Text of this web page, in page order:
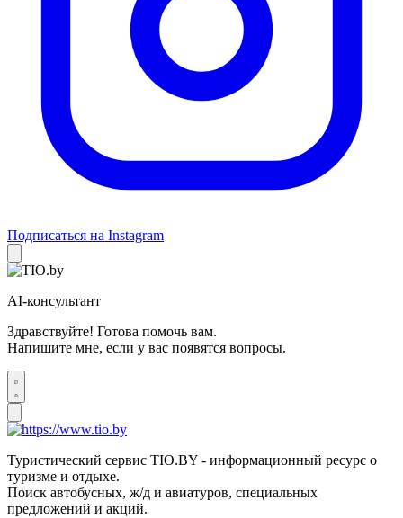
Подписаться на Instagram
AI-консультант
Здравствуйте! Готова помочь вам.
Напишите мне, если у вас появятся вопросы.
Туристический сервис TIO.BY - информационный ресурс о
туризме и отдыхе.
Поиск автобусных, ж/д и авиатуров, специальных
предложений и акций.